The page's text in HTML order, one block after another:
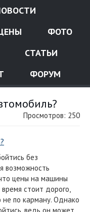
ФОТО
СТАТЬИ
ФОРУМ
Просмотров: 250
без
возможность
цены на машины
стоит дорого,
не по карману. Однако